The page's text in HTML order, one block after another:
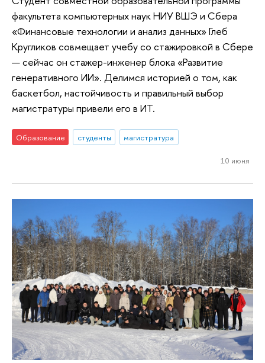
факультета компьютерных наук НИУ ВШЭ и Сбера
«Финансовые технологии и анализ данных» Глеб
Кругликов совмещает учебу со стажировкой в Сбере
— сейчас он стажер-инженер блока «Развитие
генеративного ИИ». Делимся историей о том, как
баскетбол, настойчивость и правильный выбор
магистратуры привели его в ИТ.
Образование студенты магистратура
10 июня